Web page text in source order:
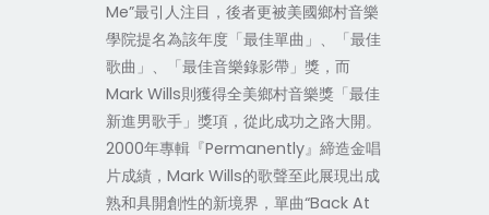
Me”最引人注目，後者更被美國鄉村音樂
學院提名為該年度「最佳單曲」、「最佳
歌曲」、「最佳音樂錄影帶」獎，而
Mark Wills則獲得全美鄉村音樂獎「最佳
新進男歌手」獎項，從此成功之路大開。
2000年專輯『Permanently』締造金唱
片成績，Mark Wills的歌聲至此展現出成
熟和具開創性的新境界，單曲“Back At